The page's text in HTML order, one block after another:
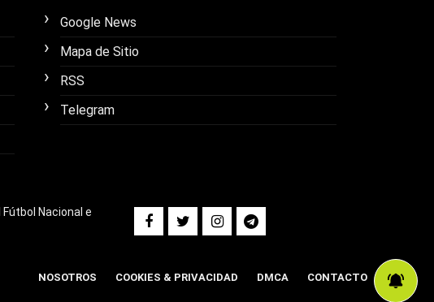
Google News
Mapa de Sitio
RSS
Telegram
Nacional e
NOSOTROS COOKIES & PRIVACIDAD DMCA CONTACTO